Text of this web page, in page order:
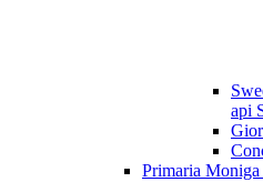
api
Primaria Moniga